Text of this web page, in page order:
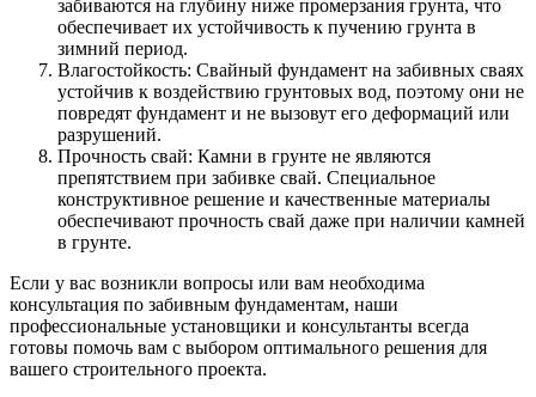
забиваются на глубину ниже промерзания грунта, что
обеспечивает их устойчивость к пучению грунта в
зимний период.
Влагостойкость: Свайный фундамент на забивных сваях
устойчив к воздействию грунтовых вод, поэтому они не
повредят фундамент и не вызовут его деформаций или
разрушений.
Прочность свай: Камни в грунте не являются
препятствием при забивке свай. Специальное
конструктивное решение и качественные материалы
обеспечивают прочность свай даже при наличии камней
в грунте.
Если у вас возникли вопросы или вам необходима
консультация по забивным фундаментам, наши
профессиональные установщики и консультанты всегда
готовы помочь вам с выбором оптимального решения для
вашего строительного проекта.